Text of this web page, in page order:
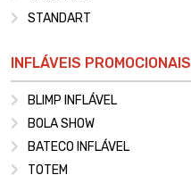
STANDART
INFLÁVEIS PROMOCIONAIS
BLIMP INFLÁVEL
BOLA SHOW
BATECO INFLÁVEL
TOTEM